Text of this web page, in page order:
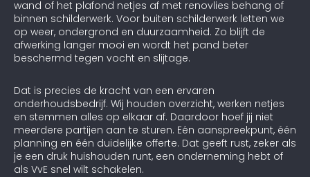
wand of het plafond netjes af met renovlies behang of
binnen schilderwerk. Voor buiten schilderwerk letten we
op weer, ondergrond en duurzaamheid. Zo blijft de
afwerking langer mooi en wordt het pand beter
beschermd tegen vocht en slijtage.
Dat is precies de kracht van een ervaren
onderhoudsbedrijf. Wij houden overzicht, werken netjes
en stemmen alles op elkaar af. Daardoor hoef jij niet
meerdere partijen aan te sturen. Eén aanspreekpunt, één
planning en één duidelijke offerte. Dat geeft rust, zeker als
je een druk huishouden runt, een onderneming hebt of
als VvE snel wilt schakelen.